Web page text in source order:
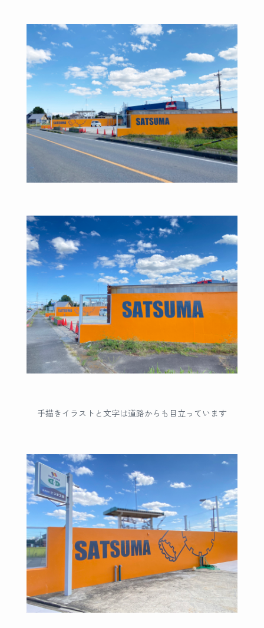
手描きイラストと文字は道路からも目立っています